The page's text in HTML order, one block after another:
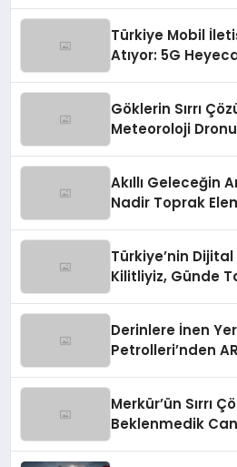
Türkiye Mobil
Atıyor: 5G
Göklerin Sırrı
Meteoroloji
Akıllı Geleceğin
Nadir Toprak
Türkiye’nin
Kilitliyiz, Günde
Derinlere İnen
Petrolleri’nden
Merkür’ün Sırrı
Beklenmedik